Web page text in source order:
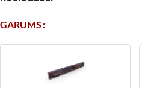
GARUMS